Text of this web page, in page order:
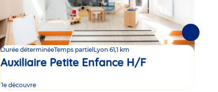
Durée déterminéeTemps partiel Lyon 61,1 km
Auxiliaire Petite Enfance H/F
Je découvre